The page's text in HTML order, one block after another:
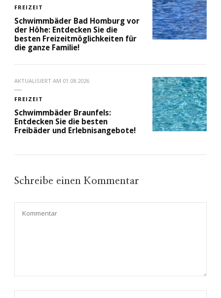
FREIZEIT
Schwimmbäder Bad Homburg vor
der Höhe: Entdecken Sie die
besten Freizeitmöglichkeiten für
die ganze Familie!
AKTUALISIERT AM 01.08.2026
FREIZEIT
Schwimmbäder Braunfels:
Entdecken Sie die besten
Freibäder und Erlebnisangebote!
Schreibe einen Kommentar